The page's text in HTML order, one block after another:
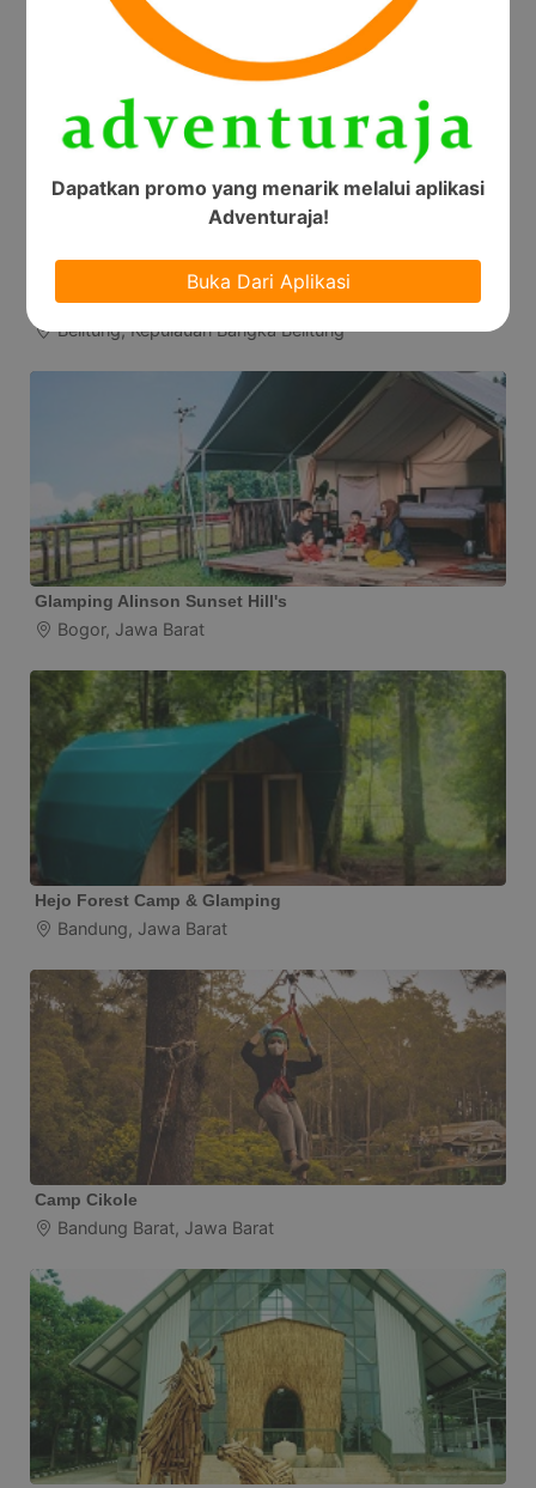
Ashamaya Belitung Eco Lodge
Belitung, Kepulauan Bangka Belitung
Glamping Alinson Sunset Hill's
Bogor, Jawa Barat
Hejo Forest Camp & Glamping
Bandung, Jawa Barat
Camp Cikole
Bandung Barat, Jawa Barat
Dapatkan promo yang menarik melalui aplikasi
Adventuraja!
Buka Dari Aplikasi